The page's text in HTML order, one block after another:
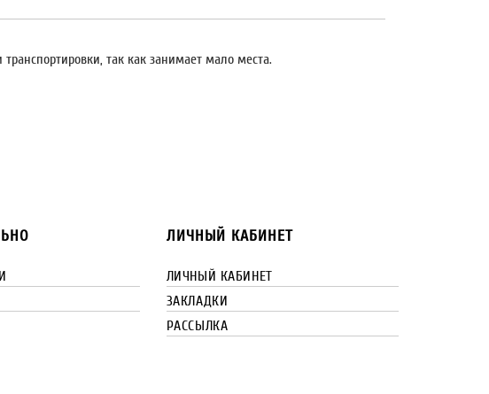
так как занимает мало места.
ЛИЧНЫЙ КАБИНЕТ
ЛИЧНЫЙ КАБИНЕТ
ЗАКЛАДКИ
РАССЫЛКА